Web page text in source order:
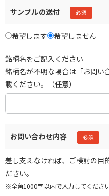
サンプルの送付
希望します 希望しません
銘柄名をご記入ください
銘柄名が不明な場合は「お問い
載ください。（任意）
お問い合わせ内容
差し支えなければ、ご検討の目
ださい。
※全角1000字以内で入力してください